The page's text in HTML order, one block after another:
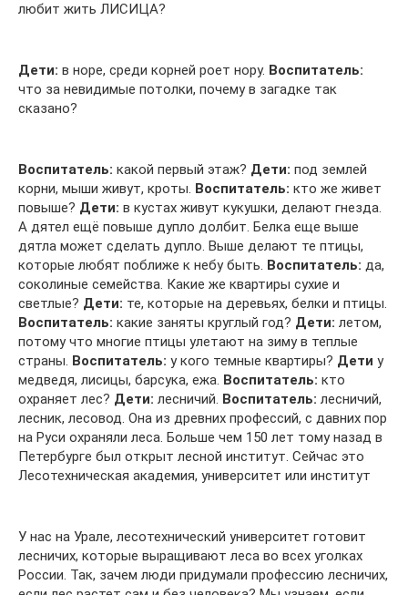
любит жить ЛИСИЦА?
Дети: в норе, среди корней роет нору. Воспитатель:
что за невидимые потолки, почему в загадке так
сказано?
Воспитатель: какой первый этаж? Дети: под землей
корни, мыши живут, кроты. Воспитатель: кто же живет
повыше? Дети: в кустах живут кукушки, делают гнезда.
А дятел ещё повыше дупло долбит. Белка еще выше
дятла может сделать дупло. Выше делают те птицы,
которые любят поближе к небу быть. Воспитатель: да,
соколиные семейства. Какие же квартиры сухие и
светлые? Дети: те, которые на деревьях, белки и птицы.
Воспитатель: какие заняты круглый год? Дети: летом,
потому что многие птицы улетают на зиму в теплые
страны. Воспитатель: у кого темные квартиры? Дети у
медведя, лисицы, барсука, ежа. Воспитатель: кто
охраняет лес? Дети: лесничий. Воспитатель: лесничий,
лесник, лесовод. Она из древних профессий, с давних пор
на Руси охраняли леса. Больше чем 150 лет тому назад в
Петербурге был открыт лесной институт. Сейчас это
Лесотехническая академия, университет или институт
У нас на Урале, лесотехнический университет готовит
лесничих, которые выращивают леса во всех уголках
России. Так, зачем люди придумали профессию лесничих,